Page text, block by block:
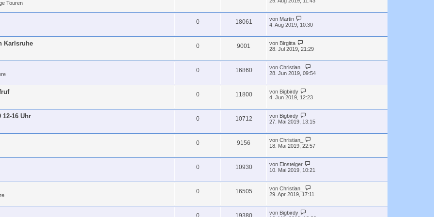
Touren
0 18061 von Martin
4. Aug 2019, 10:30
Karlsruhe 0 9001 von Birgitta
28. Jul 2019, 21:29
0 16860 von Christian_
28. Jun 2019, 09:54
0 11800 von Bigbirdy
4. Jun 2019, 12:23
16 Uhr 0 10712 von Bigbirdy
27. Mai 2019, 13:15
0 9156 von Christian_
18. Mai 2019, 22:57
0 10930 von Einsteiger
10. Mai 2019, 10:21
0 16505 von Christian_
29. Apr 2019, 17:11
0 19380 von Bigbirdy